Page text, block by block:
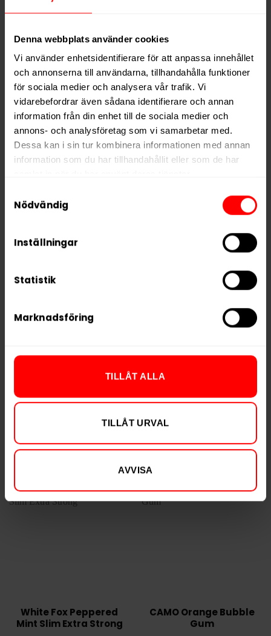
Denna webbplats använder cookies
Vi använder enhetsidentifierare för att anpassa innehållet
och annonserna till användarna, tillhandahålla funktioner
för sociala medier och analysera vår trafik. Vi
vidarebefordrar även sådana identifierare och annan
information från din enhet till de sociala medier och
annons- och analysföretag som vi samarbetar med.
Dessa kan i sin tur kombinera informationen med annan
information som du har tillhandahållit eller som de har
We work with
who may receive and
Nödvändig
Inställningar
Statistik
Marknadsföring
TILLÅT ALLA
TILLÅT URVAL
AVVISA
Strengbergs Minttu
850,90 kr
28,36 kr /dosa
KÖP
Strengbergs
Salmiakki
850,90 kr
28,36 kr /dosa
KÖP
199,90 kr
KÖP KÖP
White Fox Peppered
Mint Slim Extra Strong
CAMO Orange Bubble
Gum